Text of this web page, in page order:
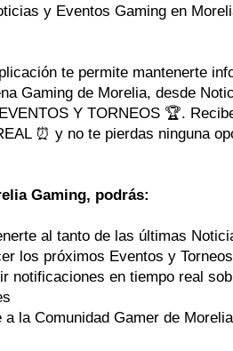
y Eventos Gaming en
te permite mantenerte
Gaming de Morelia, desde
Y TORNEOS 🏆.
⏰ y no te pierdas ninguna
Gaming, podrás:
al tanto de las últimas
los próximos Eventos y
notificaciones en tiempo real
a la Comunidad Gamer de